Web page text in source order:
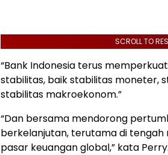
SCROLL TO
“Bank Indonesia terus
stabilitas, baik stabilitas moneter,
stabilitas makroekonom.”
“Dan bersama mendorong
berkelanjutan, terutama di
pasar keuangan global,” kata Perry.